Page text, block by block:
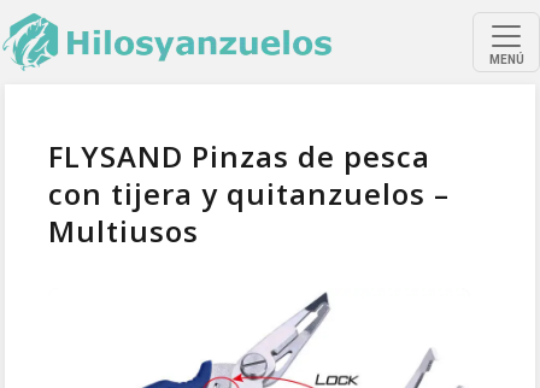
MENÚ
FLYSAND Pinzas de pesca
con tijera y quitanzuelos –
Multiusos